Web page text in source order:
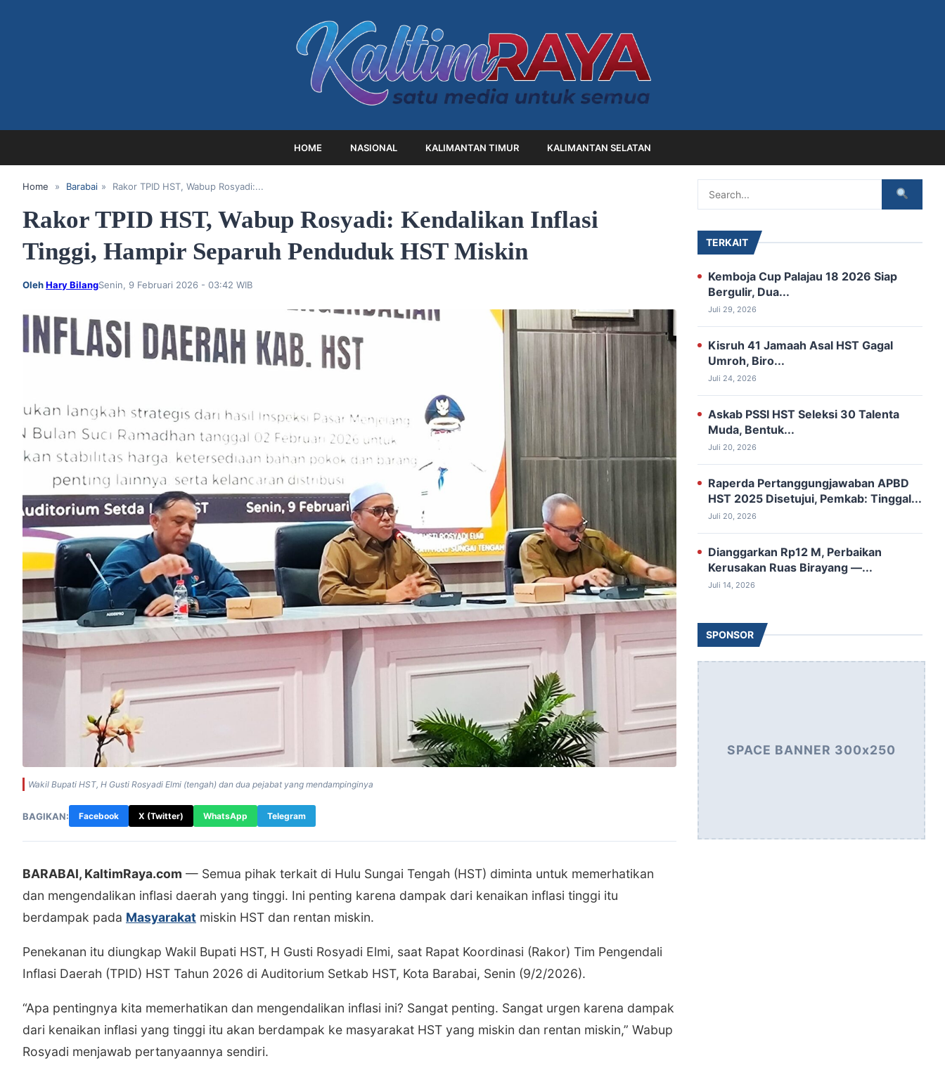
HOME NASIONAL KALIMANTAN TIMUR KALIMANTAN SELATAN
Home » Barabai » Rakor TPID HST, Wabup Rosyadi:...
Rakor TPID HST, Wabup Rosyadi: Kendalikan Inflasi
Tinggi, Hampir Separuh Penduduk HST Miskin
OlehHary BilangSenin, 9 Februari 2026 - 03:42 WIB
Wakil Bupati HST, H Gusti Rosyadi Elmi (tengah) dan dua pejabat yang mendampinginya
BAGIKAN: Facebook X (Twitter) WhatsApp Telegram
BARABAI, KaltimRaya.com — Semua pihak terkait di Hulu Sungai Tengah (HST) diminta untuk memerhatikan
dan mengendalikan inflasi daerah yang tinggi. Ini penting karena dampak dari kenaikan inflasi tinggi itu
berdampak pada Masyarakat miskin HST dan rentan miskin.
Penekanan itu diungkap Wakil Bupati HST, H Gusti Rosyadi Elmi, saat Rapat Koordinasi (Rakor) Tim Pengendali
Inflasi Daerah (TPID) HST Tahun 2026 di Auditorium Setkab HST, Kota Barabai, Senin (9/2/2026).
“Apa pentingnya kita memerhatikan dan mengendalikan inflasi ini? Sangat penting. Sangat urgen karena dampak
dari kenaikan inflasi yang tinggi itu akan berdampak ke masyarakat HST yang miskin dan rentan miskin,” Wabup
Rosyadi menjawab pertanyaannya sendiri.
TERKAIT
‎Kemboja Cup Palajau 18 2026 Siap
‎Bergulir, Dua...
Juli 29, 2026
Kisruh 41 Jamaah Asal HST Gagal
Umroh, Biro...
Juli 24, 2026
‎Askab PSSI HST Seleksi 30 ‎Talenta
Muda, Bentuk...
Juli 20, 2026
‎Raperda Pertanggungjawaban APBD
‎HST 2025 Disetujui, Pemkab: Tinggal...
Juli 20, 2026
‎Dianggarkan Rp12 M, Perbaikan
‎Kerusakan Ruas Birayang —...
Juli 14, 2026
SPONSOR
SPACE BANNER 300x250